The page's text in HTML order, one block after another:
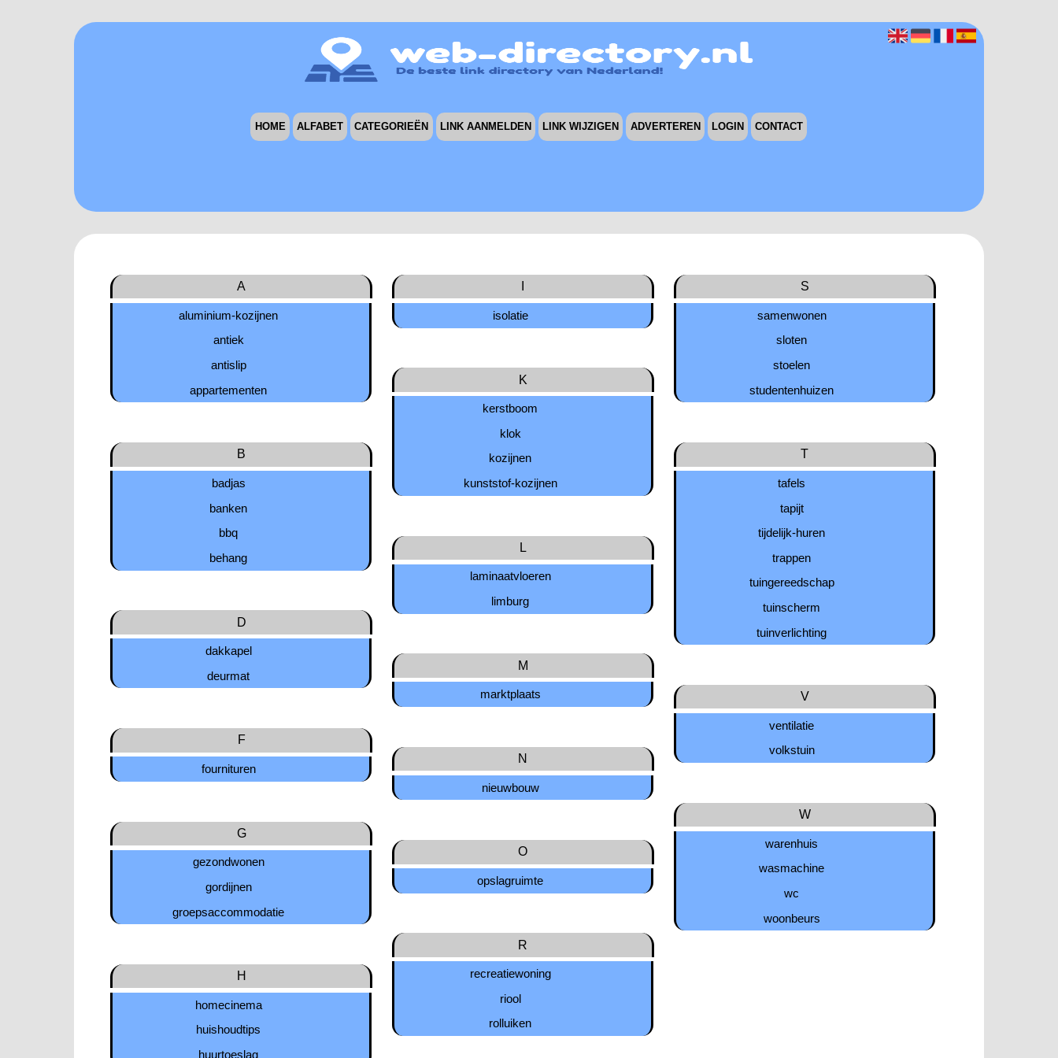
HOME ALFABET CATEGORIEËN LINK AANMELDEN LINK WIJZIGEN ADVERTEREN LOGIN CONTACT
A
aluminium-kozijnen
antiek
antislip
appartementen
B
badjas
banken
bbq
behang
D
dakkapel
deurmat
F
fournituren
G
gezondwonen
gordijnen
groepsaccommodatie
H
homecinema
huishoudtips
huurtoeslag
isolatie
K
kerstboom
klok
kozijnen
kunststof-kozijnen
L
laminaatvloeren
limburg
M
marktplaats
N
nieuwbouw
O
opslagruimte
R
recreatiewoning
riool
rolluiken
S
samenwonen
sloten
stoelen
studentenhuizen
T
tafels
tapijt
tijdelijk-huren
trappen
tuingereedschap
tuinscherm
tuinverlichting
V
ventilatie
volkstuin
W
warenhuis
wasmachine
wc
woonbeurs